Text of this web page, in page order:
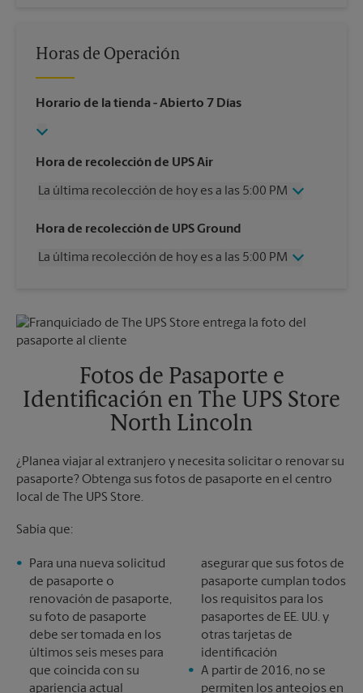
Horas de Operación
Horario de la tienda - Abierto 7 Días
Hora de recolección de UPS Air
La última recolección de hoy es a las 5:00 PM
Miércoles
5:00 PM
Viernes
5:00 PM
Martes
Hora de recolección de UPS Ground
La última recolección de hoy es a las 5:00 PM
Viernes
5:00 PM
Sábado
Sin Recolección
5:00 PM
Martes
5:00 PM
Fotos de Pasaporte e
Identificación en The UPS Store
North Lincoln
¿Planea viajar al extranjero y necesita solicitar o renovar su
pasaporte? Obtenga sus fotos de pasaporte en el centro
local de The UPS Store.
Sabía que:
Para una nueva solicitud
de pasaporte o
renovación de pasaporte,
su foto de pasaporte
debe ser tomada en los
últimos seis meses para
que coincida con su
apariencia actual
asegurar que sus fotos de
pasaporte cumplan todos
los requisitos para los
pasaportes de EE. UU. y
otras tarjetas de
identificación
A partir de 2016, no se
permiten los anteojos en